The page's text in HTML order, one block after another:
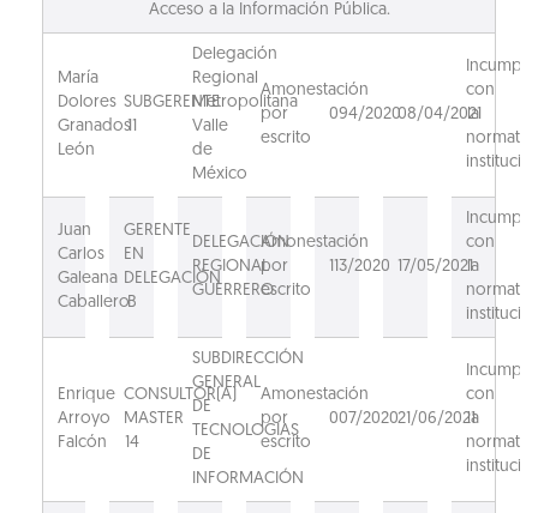
Acceso a la Información Pública.
María
Dolores
Granados
León
SUBGERENTE
11
Delegación
Regional
Metropolitana
Valle
de
México
Amonestación
por
escrito
094/202008/04/2021
con
la
Juan
Carlos
Galeana
Caballero
GERENTE
EN
DELEGACIÓN
B
DELEGACIÓN
REGIONAL
GUERRERO
Amonestación
por
escrito
113/2020 17/05/2021
con
la
Enrique
Arroyo
Falcón
CONSULTOR(A)
MASTER
14
SUBDIRECCIÓN
GENERAL
DE
TECNOLOGIAS
DE
INFORMACIÓN
Amonestación
por
escrito
007/202021/06/2021
con
la